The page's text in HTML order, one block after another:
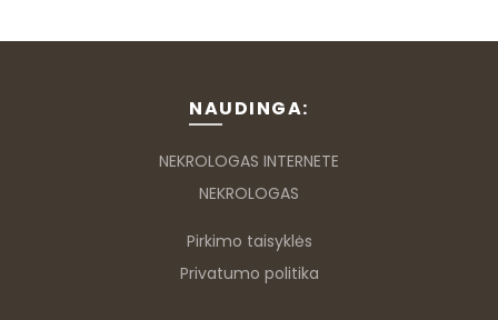
NAUDINGA:
NEKROLOGAS INTERNETE
NEKROLOGAS
Pirkimo taisyklės
Privatumo politika